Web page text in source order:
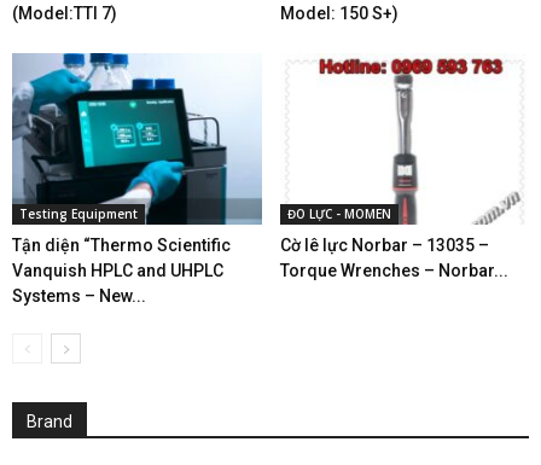
(Model:TTI 7)
Model: 150 S+)
Testing Equipment
Tận diện “Thermo Scientific
Vanquish HPLC and UHPLC
Systems – New...
ĐO LỰC - MOMEN
Cờ lê lực Norbar – 13035 –
Torque Wrenches – Norbar...
Brand